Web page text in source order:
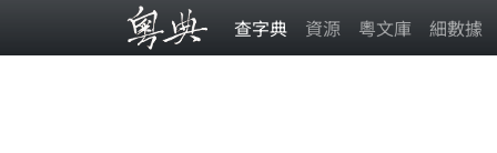
查字典 資源 粵文庫 細數據